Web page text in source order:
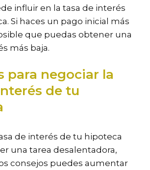
influir en la tasa de interés
Si haces un pago inicial más
que puedas obtener una
más baja.
para negociar la
de tu
de interés de tu hipoteca
una tarea desalentadora,
consejos puedes aumentar